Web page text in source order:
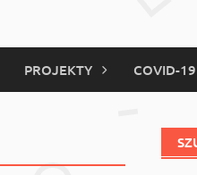
PROJEKTY COVID-19